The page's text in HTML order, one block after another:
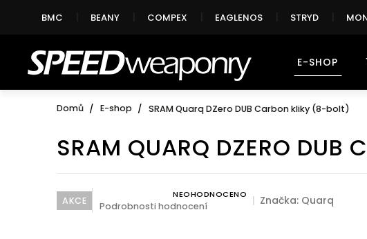
BMC BEANY COMPEX EAGLENOS STRYD
E-SHOP
Domů E-shop SRAM Quarq DZero DUB Carbon kliky (8-bolt)
SRAM QUARQ DZERO DUB
AKCE Průměrné hodnocení produktu je 0,0 z 5 hvězdiček.
NEOHODNOCENO
Podrobnosti hodnocení Značka: Quarq